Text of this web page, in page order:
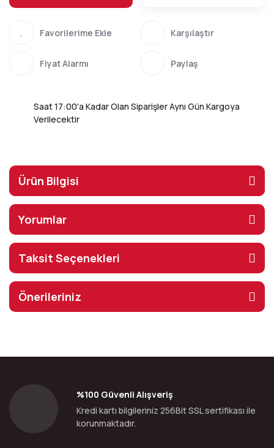
Karşılaştır
Fiyat Alarmı Paylaş
Saat 17:00'a Kadar Olan Siparişler Aynı Gün Kargoya
Verilecektir
Ürün Bilgisi
Yorumlar
Taksit Seçenekleri
Önerileriniz
%100 Güvenli Alışveriş
Kredi kartı bilgileriniz 256Bit SSL sertifikası ile
korunmaktadır.